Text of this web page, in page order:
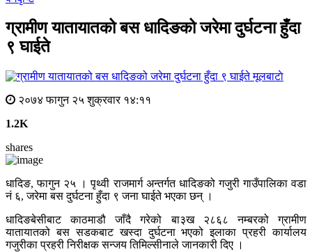
ग्रामीण यातायातको बस धादिङको जरेमा दुर्घटना हुँदा
९ घाईते
मूलबाटाे
२०७४ फागुन २५ शुक्रवार १४:११
1.2K
shares
धादिङ, फागुन २५ । पृथ्वी राजमार्ग अन्तर्गत धादिङको गजुरी गाउँपालिका वडा
नं ६, जरेमा बस दुर्घटना हुँदा ९ जना घाईते भएका छन् ।
धादिङबेसीबाट काठमाडौ जाँदै गरेको बा३ख २८६८ नम्बरको ग्रामीण
यातायातको बस सडकबाट खस्दा दुर्घटना भएको इलाका प्रहरी कार्यालय
गजुरीका प्रहरी निरीक्षक सन्जय तिमिल्सीनाले जानकारी दिए ।